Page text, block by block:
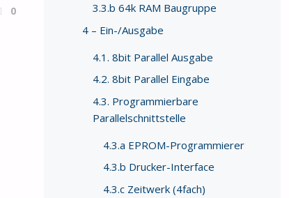
0
3.3.b 64k RAM Baugruppe
4 – Ein-/Ausgabe
4.1. 8bit Parallel Ausgabe
4.2. 8bit Parallel Eingabe
4.3. Programmierbare
Parallelschnittstelle
4.3.a EPROM-Programmierer
4.3.b Drucker-Interface
4.3.c Zeitwerk (4fach)